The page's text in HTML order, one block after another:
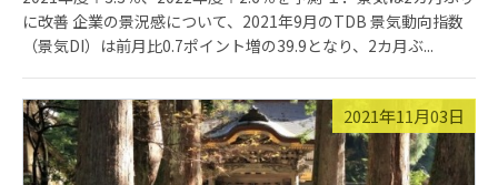
に改善 企業の景況感について、2021年9月のTDB 景気動向指数
（景気DI）は前月比0.7ポイント増の39.9となり、2カ月ぶ...
2021年11月03日